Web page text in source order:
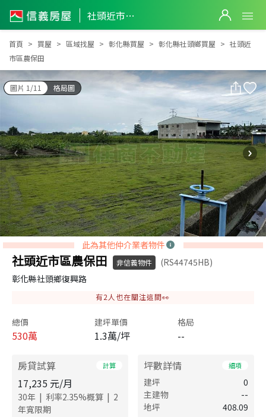
社頭近市區農保田
社頭近市區農保田
首頁 買屋 區域找屋 彰化縣買屋 彰化縣社頭鄉買屋
社頭近
市區農保田
圖片 1/11 格局圖
此為其他仲介業者物件
社頭近市區農保田 非信義物件
(RS44745HB)
彰化縣社頭鄉復興路
有2 人也在關注這間👀
總價
530萬
建坪單價
1.3萬/坪
格局
--
房貸試算 計算
17,235 元/月
30年 | 利率2.35%概算 | 2
年寬限期
坪數詳情 細項
建坪
0
主建物
--
地坪
408.09